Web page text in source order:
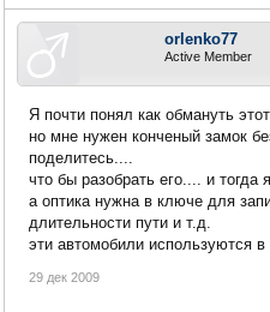
orlenko77
Active Member
Я почти понял как обмануть
но мне нужен конченый замок
поделитесь....
что бы разобрать его.... и
а оптика нужна в ключе для
длительности пути и т.д.
эти автомобили используются в
29 дек 2009